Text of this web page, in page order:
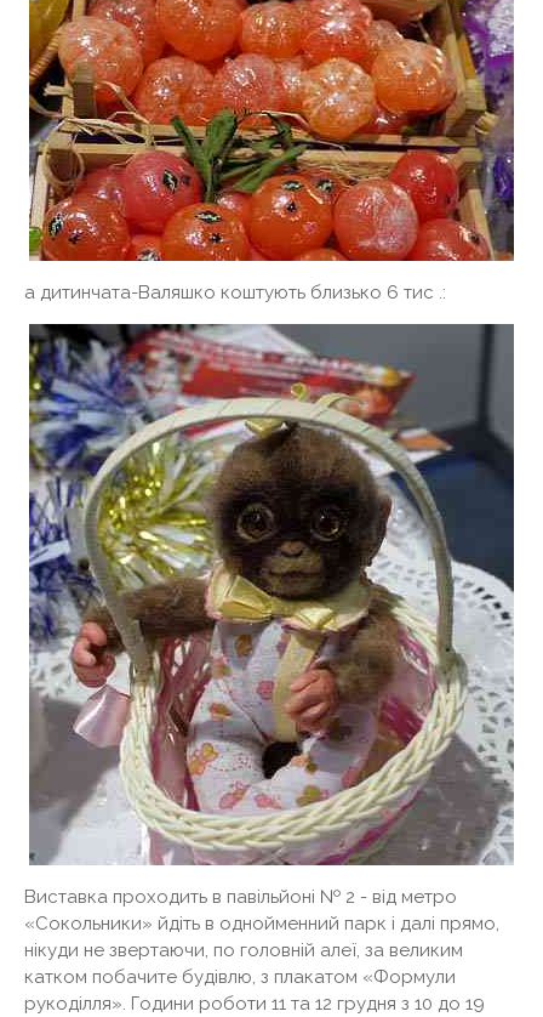
а дитинчата-Валяшко коштують близько 6 тис .:
Виставка проходить в павільйоні № 2 - від метро
«Сокольники» йдіть в однойменний парк і далі прямо,
нікуди не звертаючи, по головній алеї, за великим
катком побачите будівлю, з плакатом «Формули
рукоділля». Години роботи 11 та 12 грудня з 10 до 19